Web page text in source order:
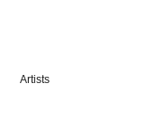
Veröffentlicht
Artists